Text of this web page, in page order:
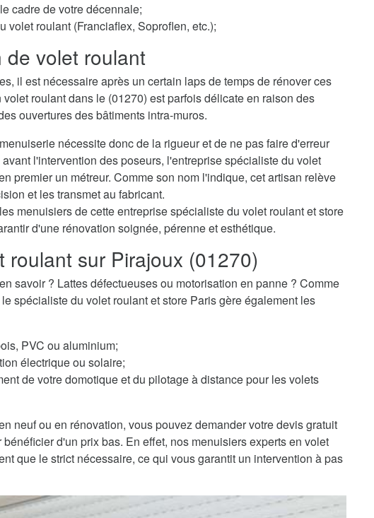
cadre de votre décennale;
volet roulant (Franciaflex, Soproflen, etc.);
de volet roulant
il est nécessaire après un certain laps de temps de rénover ces
roulant dans le (01270) est parfois délicate en raison des
ouvertures des bâtiments intra-muros.
nécessite donc de la rigueur et de ne pas faire d'erreur
l'intervention des poseurs, l'entreprise spécialiste du volet
premier un métreur. Comme son nom l'indique, cet artisan relève
et les transmet au fabricant.
menuisiers de cette entreprise spécialiste du volet roulant et store
d'une rénovation soignée, pérenne et esthétique.
roulant sur Pirajoux (01270)
savoir ? Lattes défectueuses ou motorisation en panne ? Comme
spécialiste du volet roulant et store Paris gère également les
PVC ou aluminium;
électrique ou solaire;
de votre domotique et du pilotage à distance pour les volets
neuf ou en rénovation, vous pouvez demander votre devis gratuit
d'un prix bas. En effet, nos menuisiers experts en volet
que le strict nécessaire, ce qui vous garantit un intervention à pas